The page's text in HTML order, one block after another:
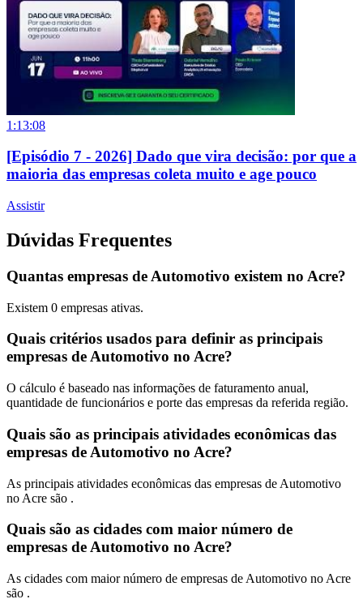
1:13:08
[Episódio 7 - 2026] Dado que vira decisão: por que a
maioria das empresas coleta muito e age pouco
Assistir
Dúvidas Frequentes
Quantas empresas de Automotivo existem no Acre?
Existem 0 empresas ativas.
Quais critérios usados para definir as principais
empresas de Automotivo no Acre?
O cálculo é baseado nas informações de faturamento anual,
quantidade de funcionários e porte das empresas da referida região.
Quais são as principais atividades econômicas das
empresas de Automotivo no Acre?
As principais atividades econômicas das empresas de Automotivo
no Acre são .
Quais são as cidades com maior número de
empresas de Automotivo no Acre?
As cidades com maior número de empresas de Automotivo no Acre
são .